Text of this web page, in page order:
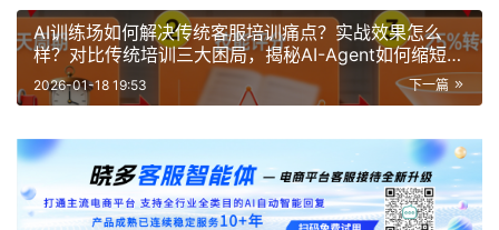
AI训练场如何解决传统客服培训痛点？实战效果怎么
样？对比传统培训三大困局，揭秘AI-Agent如何缩短周
期、提升技能转化！
下一篇
2026-01-18 19:53